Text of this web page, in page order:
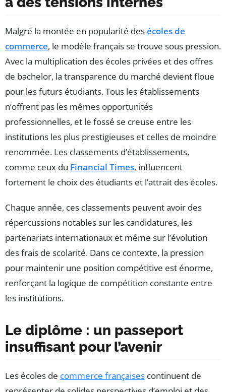
Malgré la montée en popularité desécoles de
commerce, le modèle français se trouve sous pression.
Avec la multiplication des écoles privées et des offres
de bachelor, la transparence du marché devient floue
pour les futurs étudiants. Tous les établissements
n’offrent pas les mêmes opportunités
professionnelles, et le fossé se creuse entre les
institutions les plus prestigieuses et celles de moindre
renommée. Les classements d’établissements,
comme ceux du Financial Times, influencent
fortement le choix des étudiants et l’attrait des écoles.
Chaque année, ces classements peuvent avoir des
répercussions notables sur les candidatures, les
partenariats internationaux et même sur l’évolution
des frais de scolarité. Dans ce contexte, la pression
pour maintenir une position compétitive est énorme,
renforçant la logique de compétition constante entre
les institutions.
Le diplôme : un passeport
insuffisant pour l’avenir
Les écoles de commerce françaises continuent de